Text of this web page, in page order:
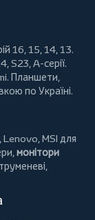
16, 15, 14, 13.
S23, A-серії.
Планшети,
по Україні.
,Lenovo,MSI для
монітори